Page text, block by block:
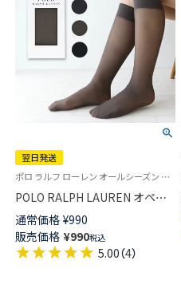
翌日発送
ポロ ラルフ ローレン オールシーズン 日本製 靴下 旧01823635
POLO RALPH LAUREN オペイ
クハイソックス 25デニール な
めらかでソフトなタッチ レディ
ース【365日最短翌日発送】
01824635
通常価格 ¥990
販売価格 ¥990税込
5.00（4）